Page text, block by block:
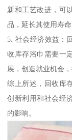
新和工艺改进，可
品，延长其使用寿命
5. 社会经济效益：
收库存浴巾需要一
展，创造就业机会
综上所述，回收库
创新利用和社会经
的影响。